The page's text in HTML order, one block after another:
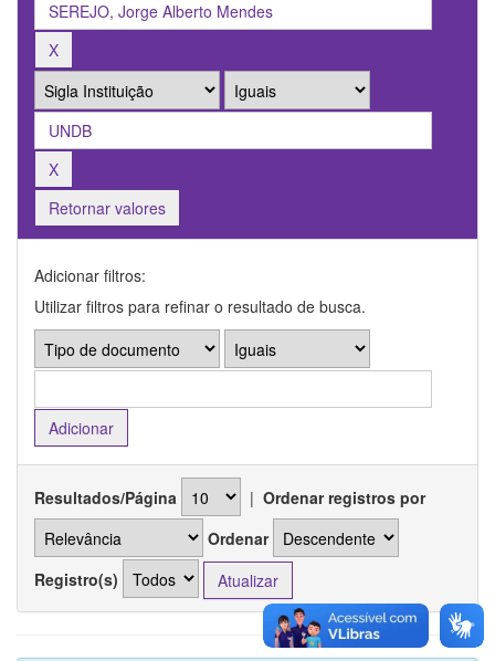
Retornar valores
Adicionar filtros:
Utilizar filtros para refinar o resultado de busca.
Resultados/Página | Ordenar registros por
Ordenar
Registro(s)